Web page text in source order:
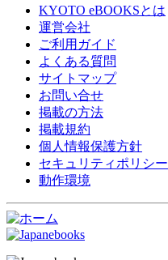
KYOTO eBOOKSとは
運営会社
ご利用ガイド
よくある質問
サイトマップ
お問い合せ
掲載の方法
掲載規約
個人情報保護方針
セキュリティポリシー
動作環境